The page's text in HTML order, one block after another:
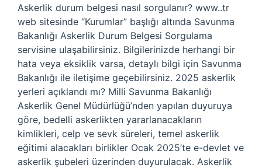
Askerlik durum belgesi nasıl sorgulanır? www..tr
web sitesinde “Kurumlar” başlığı altında Savunma
Bakanlığı Askerlik Durum Belgesi Sorgulama
servisine ulaşabilirsiniz. Bilgilerinizde herhangi bir
hata veya eksiklik varsa, detaylı bilgi için Savunma
Bakanlığı ile iletişime geçebilirsiniz. 2025 askerlik
yerleri açıklandı mı? Milli Savunma Bakanlığı
Askerlik Genel Müdürlüğü’nden yapılan duyuruya
göre, bedelli askerlikten yararlanacakların
kimlikleri, celp ve sevk süreleri, temel askerlik
eğitimi alacakları birlikler Ocak 2025’te e-devlet ve
askerlik şubeleri üzerinden duyurulacak. Askerlik